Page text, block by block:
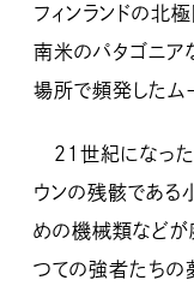
フィンランドの北
南米のパタゴニア
場所で頻発したム
２１世紀になっ
ウンの残骸である
めの機械類などが
つての強者たちの